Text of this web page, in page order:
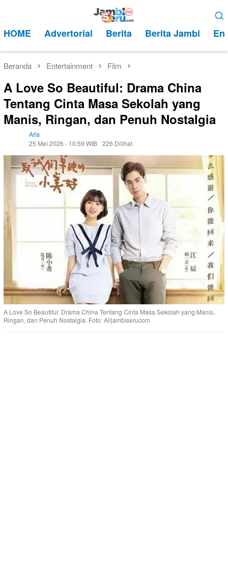
kontenMobile
HOME Advertorial Berita Berita Jambi
Beranda Entertainment Film
A Love So Beautiful: Drama China
Tentang Cinta Masa Sekolah yang
Manis, Ringan, dan Penuh Nostalgia
Aris
25 Mei 2026 - 10:59 WIB 226 Dilihat
A Love So Beautiful: Drama China Tentang Cinta Masa Sekolah yang Manis,
Ringan, dan Penuh Nostalgia. Foto: AI/jambiserucom